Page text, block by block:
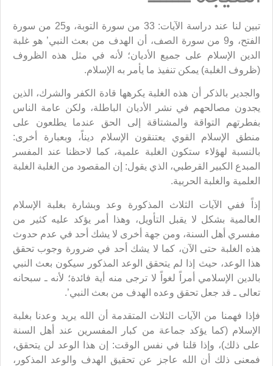
تبين لنا عند دراسة الآيات: 33 من سورة التوبة، و25 من سورة
الفتح، و9 من سورة الصف، أن الهدف من بعث النبي’ هو غلبة
الدين الإسلام على جميع الأديان؛ لأنه في مثل هذه الظروف
(ظروف الغلبة) يمكن تنفيذ ما يأمر به الإسلام.
والجدير بالذكر أن هذه الغلبة يكرهها قادة الكفر والشرك، الذين
يجدون مصالحهم في نشر الأديان الباطلة، ولكن عامة الناس
بفطرتهم التواقة والمشتاقة إلى الحق عندما يطلعون على
منطق الإسلام القوي يعتنقون الإسلام ديناً، وبعبارة أخرى:
بالنسبة لهؤلاء ستكون الغلبة علمية، كما لاحظنا عند المفسر
المبدع الكبير القرطبي، الذي يقول: إن المقصود من الغلبة الغلبة
العلمية والغلبة الحربية.
إذاً ففي الآيات الثلاث المذكورة وعد وبشارة بغلبة الإسلام
العالمية بشكل لا يقبل التأويل، وهذا أمر يؤكد عليه كثير من
مفسري أهل السنة، ومن جهة أخرى لا يشك أحد في عدم حدوث
هذه الغلبة حتى الآن، كما لا يشك أحد في ضرورة وجوب تحقق
هذا الوعد، حيث إذا لم يتحقق الوعد المذكور سيكون بعث النبي
بالدين الإسلامي أمراً لغواً لا ترجى منه أية فائدة؛ لأنه ـ سبحانه
تعالى ـ قد جعل تحقق وعده الهدف من بعث النبي’.
فإذا فهمنا من الآيات الثلاث المتقدمة أن الله يريد وعدنا بغلبة
الإسلام (كما يؤكد جماعة من كبار المفسرين عند أهل السنة
على ذلك)، وإذا قلنا في نفس الوقت: إن هذا الوعد لن يتحقق،
فمعنى ذلك أن الله عاجز عن تحقيق الهدف والوعد المذكور،